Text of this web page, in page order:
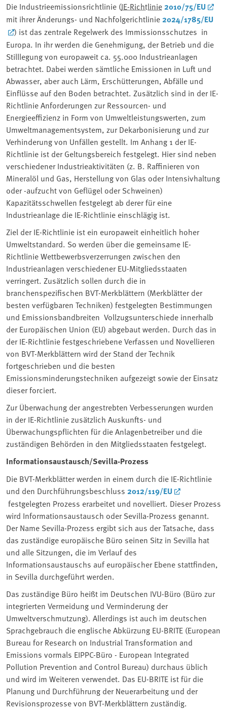
Die Industrieemissionsrichtlinie (IE-Richtlinie 2010/75/EU
mit ihrer Änderungs- und Nachfolgerichtlinie 2024/1785/EU
) ist das zentrale Regelwerk des Immissionsschutzes in
Europa. In ihr werden die Genehmigung, der Betrieb und die
Stilllegung von europaweit ca. 55.000 Industrieanlagen
betrachtet. Dabei werden sämtliche Emissionen in Luft und
Abwasser, aber auch Lärm, Erschütterungen, Abfälle und
Einflüsse auf den Boden betrachtet. Zusätzlich sind in der IE-
Richtlinie Anforderungen zur Ressourcen- und
Energieeffizienz in Form von Umweltleistungswerten, zum
Umweltmanagementsystem, zur Dekarbonisierung und zur
Verhinderung von Unfällen gestellt. Im Anhang 1 der IE-
Richtlinie ist der Geltungsbereich festgelegt. Hier sind neben
verschiedener Industrieaktivitäten (z. B. Raffinieren von
Mineralöl und Gas, Herstellung von Glas oder Intensivhaltung
oder -aufzucht von Geflügel oder Schweinen)
Kapazitätsschwellen festgelegt ab derer für eine
Industrieanlage die IE-Richtlinie einschlägig ist.
Ziel der IE-Richtlinie ist ein europaweit einheitlich hoher
Umweltstandard. So werden über die gemeinsame IE-
Richtlinie Wettbewerbsverzerrungen zwischen den
Industrieanlagen verschiedener EU-Mitgliedsstaaten
verringert. Zusätzlich sollen durch die in
branchenspezifischen BVT-Merkblättern (Merkblätter der
besten verfügbaren Techniken) festgelegten Bestimmungen
und Emissionsbandbreiten Vollzugsunterschiede innerhalb
der Europäischen Union (EU) abgebaut werden. Durch das in
der IE-Richtlinie festgeschriebene Verfassen und Novellieren
von BVT-Merkblättern wird der Stand der Technik
fortgeschrieben und die besten
Emissionsminderungstechniken aufgezeigt sowie der Einsatz
dieser forciert.
Zur Überwachung der angestrebten Verbesserungen wurden
in der IE-Richtlinie zusätzlich Auskunfts- und
Überwachungspflichten für die Anlagenbetreiber und die
zuständigen Behörden in den Mitgliedsstaaten festgelegt.
Informationsaustausch/Sevilla-Prozess
Die BVT-Merkblätter werden in einem durch die IE-Richtlinie
und den Durchführungsbeschluss 2012/119/EU
festgelegten Prozess erarbeitet und novelliert. Dieser Prozess
wird Informationsaustausch oder Sevilla-Prozess genannt.
Der Name Sevilla-Prozess ergibt sich aus der Tatsache, dass
das zuständige europäische Büro seinen Sitz in Sevilla hat
und alle Sitzungen, die im Verlauf des
Informationsaustauschs auf europäischer Ebene stattfinden,
in Sevilla durchgeführt werden.
Das zuständige Büro heißt im Deutschen IVU-Büro (Büro zur
integrierten Vermeidung und Verminderung der
Umweltverschmutzung). Allerdings ist auch im deutschen
Sprachgebrauch die englische Abkürzung EU-BRITE (European
Bureau for Research on Industrial Transformation and
Emissions vormals EIPPC-Büro - European Integrated
Pollution Prevention and Control Bureau) durchaus üblich
und wird im Weiteren verwendet. Das EU-BRITE ist für die
Planung und Durchführung der Neuerarbeitung und der
Revisionsprozesse von BVT-Merkblättern zuständig.